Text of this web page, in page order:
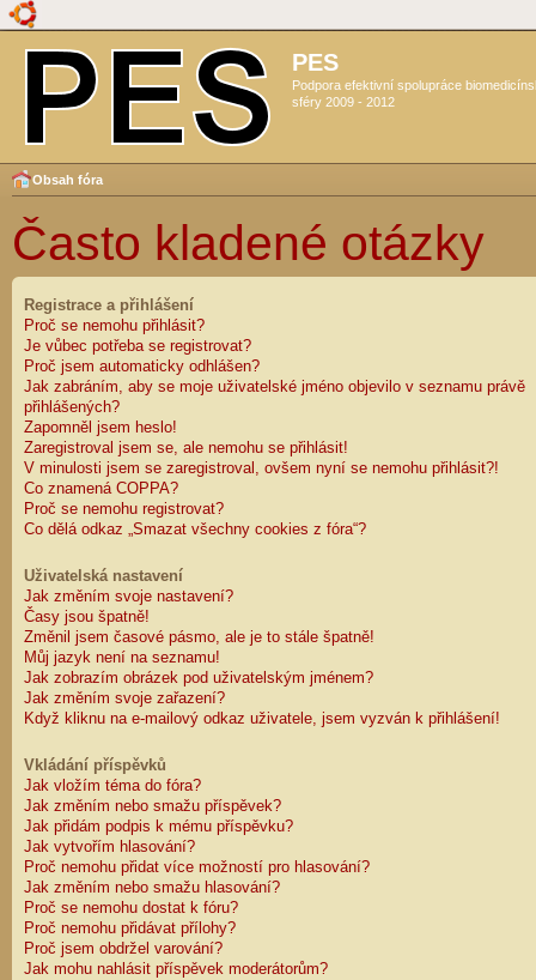
PES
Podpora efektivní spolupráce
sféry 2009 - 2012
Obsah fóra
Často kladené otázky
Registrace a přihlášení
Proč se nemohu přihlásit?
Je vůbec potřeba se registrovat?
Proč jsem automaticky odhlášen?
Jak zabráním, aby se moje uživatelské jméno objevilo v seznamu právě
přihlášených?
Zapomněl jsem heslo!
Zaregistroval jsem se, ale nemohu se přihlásit!
V minulosti jsem se zaregistroval, ovšem nyní se nemohu přihlásit?!
Co znamená COPPA?
Proč se nemohu registrovat?
Co dělá odkaz „Smazat všechny cookies z fóra“?
Uživatelská nastavení
Jak změním svoje nastavení?
Časy jsou špatně!
Změnil jsem časové pásmo, ale je to stále špatně!
Můj jazyk není na seznamu!
Jak zobrazím obrázek pod uživatelským jménem?
Jak změním svoje zařazení?
Když kliknu na e-mailový odkaz uživatele, jsem vyzván k přihlášení!
Vkládání příspěvků
Jak vložím téma do fóra?
Jak změním nebo smažu příspěvek?
Jak přidám podpis k mému příspěvku?
Jak vytvořím hlasování?
Proč nemohu přidat více možností pro hlasování?
Jak změním nebo smažu hlasování?
Proč se nemohu dostat k fóru?
Proč nemohu přidávat přílohy?
Proč jsem obdržel varování?
Jak mohu nahlásit příspěvek moderátorům?